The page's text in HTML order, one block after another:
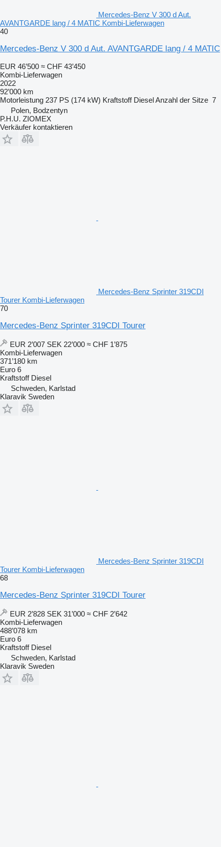
Mercedes-Benz V 300 d Aut.
AVANTGARDE lang / 4 MATIC Kombi-Lieferwagen
40
Mercedes-Benz V 300 d Aut. AVANTGARDE lang / 4 MATIC
EUR 46’500 ≈ CHF 43’450
Kombi-Lieferwagen
2022
92’000 km
Motorleistung 237 PS (174 kW) Kraftstoff DieselAnzahl der Sitze 7
Polen, Bodzentyn
P.H.U. ZIOMEX
Verkäufer kontaktieren
Mercedes-Benz Sprinter 319CDI
Tourer Kombi-Lieferwagen
70
Mercedes-Benz Sprinter 319CDI Tourer
EUR 2’007 SEK 22’000 ≈ CHF 1’875
Kombi-Lieferwagen
371’180 km
Euro 6
Kraftstoff Diesel
Schweden, Karlstad
Klaravik Sweden
Mercedes-Benz Sprinter 319CDI
Tourer Kombi-Lieferwagen
68
Mercedes-Benz Sprinter 319CDI Tourer
EUR 2’828 SEK 31’000 ≈ CHF 2’642
Kombi-Lieferwagen
488’078 km
Euro 6
Kraftstoff Diesel
Schweden, Karlstad
Klaravik Sweden